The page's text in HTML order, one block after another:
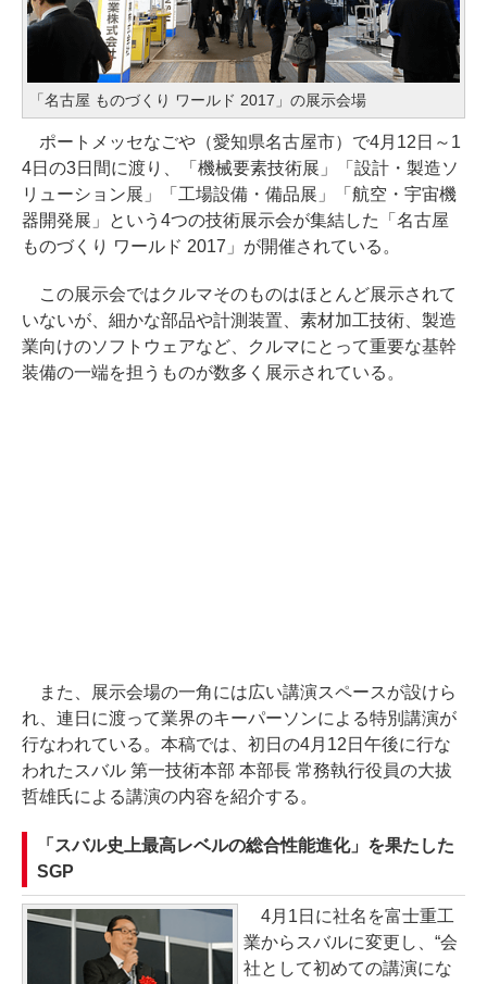
「名古屋 ものづくり ワールド 2017」の展示会場
ポートメッセなごや（愛知県名古屋市）で4月12日～1
4日の3日間に渡り、「機械要素技術展」「設計・製造ソ
リューション展」「工場設備・備品展」「航空・宇宙機
器開発展」という4つの技術展示会が集結した「名古屋
ものづくり ワールド 2017」が開催されている。
この展示会ではクルマそのものはほとんど展示されて
いないが、細かな部品や計測装置、素材加工技術、製造
業向けのソフトウェアなど、クルマにとって重要な基幹
装備の一端を担うものが数多く展示されている。
また、展示会場の一角には広い講演スペースが設けら
れ、連日に渡って業界のキーパーソンによる特別講演が
行なわれている。本稿では、初日の4月12日午後に行な
われたスバル 第一技術本部 本部長 常務執行役員の大拔
哲雄氏による講演の内容を紹介する。
「スバル史上最高レベルの総合性能進化」を果たした
SGP
4月1日に社名を富士重工
業からスバルに変更し、“会
社として初めての講演にな